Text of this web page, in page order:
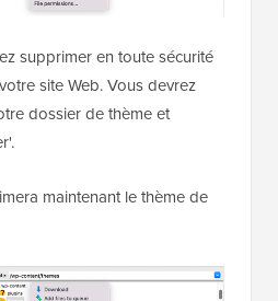
supprimer en toute sécurité
site Web. Vous devrez
dossier de thème et
maintenant le thème de